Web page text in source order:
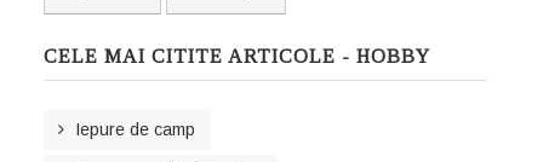
CELE MAI CITITE ARTICOLE - HOBBY
Iepure de camp